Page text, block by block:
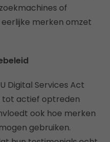
of
merken omzet
Digital Services Act
actief optreden
ook hoe merken
gebruiken.